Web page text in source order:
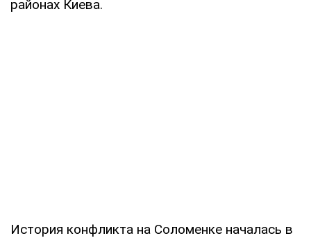
районах Киева.
История конфликта на Соломенке началась в